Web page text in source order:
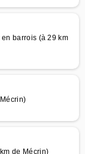
barrois (à 29 km
de Mécrin)